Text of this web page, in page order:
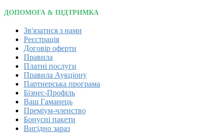
ДОПОМОГА & ПІДТРИМКА
Зв'язатися з нами
Реєстрація
Договір оферти
Правила
Платні послуги
Правила Аукціону
Партнерська програма
Бізнес-Профіль
Ваш Гаманець
Преміум-членство
Бонусні пакети
Вигідно зараз